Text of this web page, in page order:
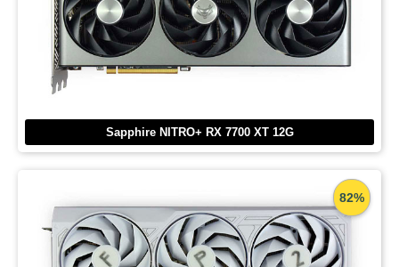
Sapphire NITRO+ RX 7700 XT 12G
82%